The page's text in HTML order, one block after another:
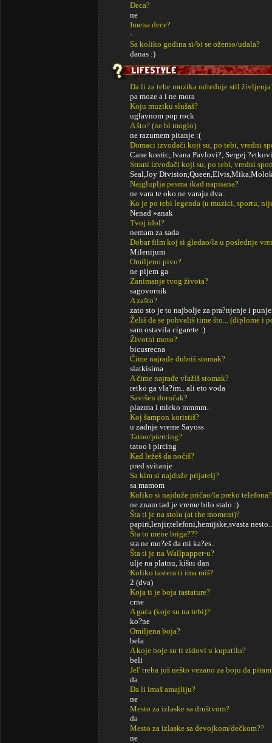
Deca?
ne
Imena dece?
-
Sa koliko godina si/bi se oženio/udala?
danas :)
Da li za tebe muzika određuje stil
pa moze a i ne mora
Koju muziku slušaš?
uglavnom pop rock
A što? (ne bi moglo)
ne razumem pitanje :(
Domaci izvođači koji su, po tebi, vredni
Cane kostic, Ivana Pavlovi?, Sergej
Strani izvođači koji su, po tebi, vredni
Seal,Joy
Najgluplja pesma ikad napisana?
ne vara te oko ne varaju dva..
Ko je po tebi legenda (u muzici, sportu,
Nenad »anak
Tvoj idol?
nemam za sada
Dobar film koj si gledao/la u poslednje
Milenijum
Omiljeno pivo?
ne pijem ga
Zanimanje tvog života?
sagovornik
A zašto?
zato sto je to najbolje za pra?njenje i
Želiš da se pohvališ time što... (diplome i
sam ostavila cigarete :)
Životni moto?
bicusrecna
Čime najrađe đubriš stomak?
slatkisima
A čime najrađe vlažiš stomak?
retko ga vla?im.. ali eto voda
Savršen doručak?
plazma i mleko mmmm..
Koj šampon koristiš?
u zadnje vreme Sayoss
Tatoo/piercing?
tatoo i pircing
Kad ležeš da noćiš?
pred svitanje
Sa kim si najduže prijatelj?
sa mamom
Koliko si najduže pričao/la preko telefona?
ne znam tad je vreme bilo stalo :)
Šta ti je na stolu (at the moment)?
papiri,lenjir,telefoni,hemijske,svasta nesto..
Šta to mene briga???
sta ne mo?eš da mi ka?es..
Šta ti je na Wallpapper-u?
ulje na platnu, kišni dan
Koliko tastera ti ima miš?
2 (dva)
Koja ti je boja tastature?
crne
A gaća (koje su na tebi)?
ko?ne
Omiljena boja?
bela
A koje boje su ti zidovi u kupatilu?
beli
Jel' treba još nešto vezano za boju da
da
Da li imaš amajliju?
ne
Mesto za izlaske sa društvom?
da
Mesto za izlaske sa devojkom/dečkom??
ne